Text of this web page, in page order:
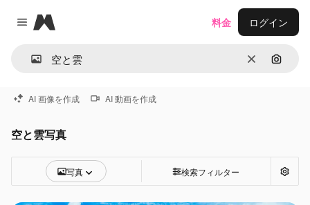
Close menu
Magnific
消去 画像で
料金 ログイン
AI 画像を作成 AI 動画を作成
空と雲写真
写真 検索フィルター